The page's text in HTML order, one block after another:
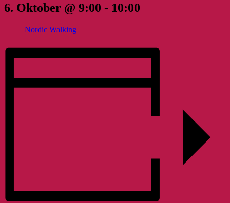
6. Oktober @ 9:00 - 10:00
Nordic Walking